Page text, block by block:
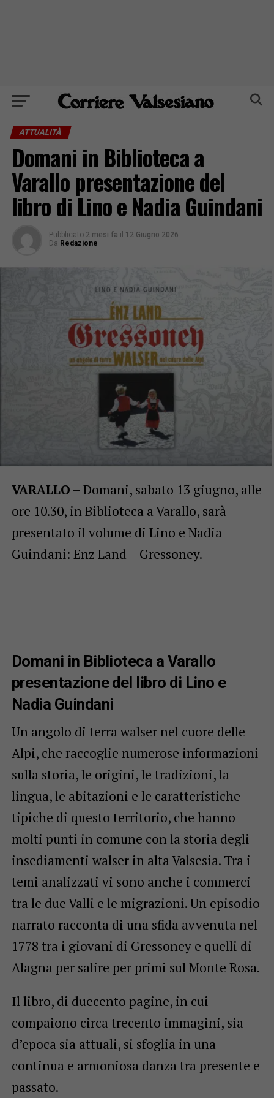
ATTUALITÀ
Domani in Biblioteca a
Varallo presentazione del
libro di Lino e Nadia Guindani
Pubblicato 2 mesi fa il 12 Giugno 2026
Da Redazione
VARALLO – Domani, sabato 13 giugno, alle
ore 10.30, in Biblioteca a Varallo, sarà
presentato il volume di Lino e Nadia
Guindani: Enz Land – Gressoney.
Domani in Biblioteca a Varallo
presentazione del libro di Lino e
Nadia Guindani
Un angolo di terra walser nel cuore delle
Alpi, che raccoglie numerose informazioni
sulla storia, le origini, le tradizioni, la
lingua, le abitazioni e le caratteristiche
tipiche di questo territorio, che hanno
molti punti in comune con la storia degli
insediamenti walser in alta Valsesia. Tra i
temi analizzati vi sono anche i commerci
tra le due Valli e le migrazioni. Un episodio
narrato racconta di una sfida avvenuta nel
1778 tra i giovani di Gressoney e quelli di
Alagna per salire per primi sul Monte Rosa.
Il libro, di duecento pagine, in cui
compaiono circa trecento immagini, sia
d’epoca sia attuali, si sfoglia in una
continua e armoniosa danza tra presente e
passato.